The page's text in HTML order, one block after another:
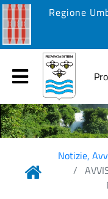
Regione
Notizie,